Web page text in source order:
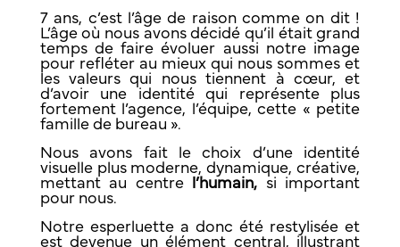
7 ans, c’est l’âge de raison comme on dit !
L’âge où nous avons décidé qu’il était grand
temps de faire évoluer aussi notre image
pour refléter au mieux qui nous sommes et
les valeurs qui nous tiennent à cœur, et
d’avoir une identité qui représente plus
fortement l’agence, l’équipe, cette « petite
famille de bureau ».
Nous avons fait le choix d’une identité
visuelle plus moderne, dynamique, créative,
mettant au centre
l’humain, si important
pour nous.
Notre esperluette a donc été restylisée et
est devenue un élément central, illustrant